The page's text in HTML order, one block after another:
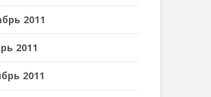
2011
2011
2011